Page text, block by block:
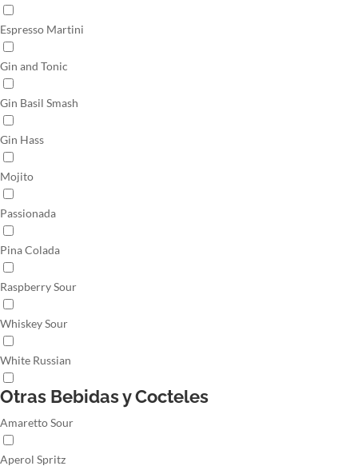
Espresso Martini
Gin and Tonic
Gin Basil Smash
Gin Hass
Mojito
Passionada
Pina Colada
Raspberry Sour
Whiskey Sour
White Russian
Otras Bebidas y Cocteles
Amaretto Sour
Aperol Spritz